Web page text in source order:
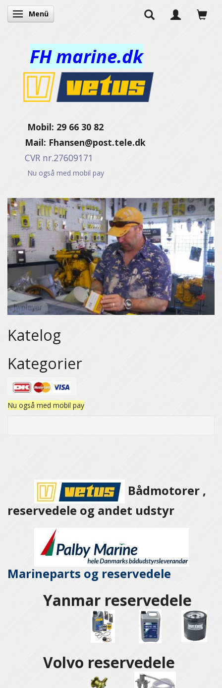
Anzeige ändern
Menü
FH marine.dk
Mobil: 29 66 30 82
Mail: Fhansen@post.tele.dk
CVR nr.27609171
Nu også med mobil pay
Katelog
Kategorier
Nu også med mobil pay
Bådmotorer ,
reservedele og andet udstyr
Marineparts og reservedele
Yanmar reservedele
Volvo reservedele